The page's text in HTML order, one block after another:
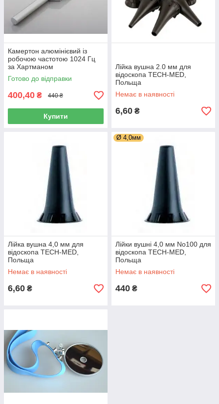
Камертон алюмінієвий із
робочою частотою 1024 Гц
за Хартманом
Готово до відправки
400,40 ₴ 440 ₴
Купити
Лійка вушна 2.0 мм для
відоскопа TECH-MED,
Польща
Немає в наявності
6,60 ₴
Лійка вушна 4,0 мм для
відоскопа TECH-MED,
Польща
Немає в наявності
6,60 ₴
Ø 4,0мм
Лійки вушні 4,0 мм No100 для
відоскопа TECH-MED,
Польща
Немає в наявності
440 ₴